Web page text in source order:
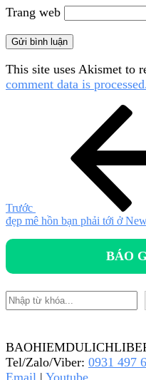
Trang web
This site uses Akismet to
comment data is
Trước
đẹp mê hồn bạn phải tới ở
BÁO
Tìm kiếm
Tel/Zalo/Viber: 0931 497